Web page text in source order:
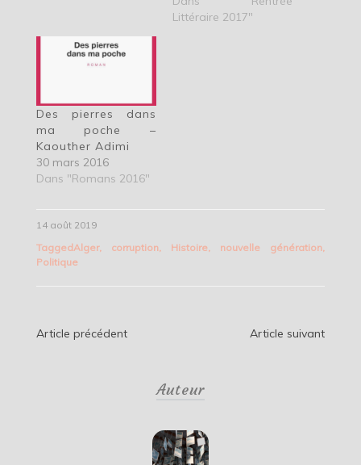
Littéraire 2017"
Des pierres dans
ma poche –
Kaouther Adimi
30 mars 2016
Dans "Romans 2016"
14 août 2019
TaggedAlger, corruption, Histoire nouvelle génération
Politique
Navigation
Article précédent Article suivant
Auteur